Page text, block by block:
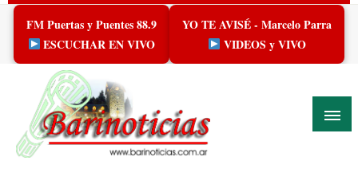
Skip
content
FM Puertas y Puentes 88.9
ESCUCHAR EN VIVO
YO TE AVISÉ - Marcelo Parra
VIDEOS y VIVO